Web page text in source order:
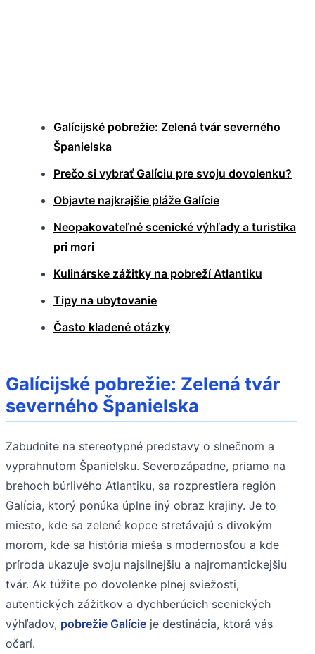
Galícijské pobrežie: Zelená tvár severného
Španielska
Prečo si vybrať Galíciu pre svoju dovolenku?
Objavte najkrajšie pláže Galície
Neopakovateľné scenické výhľady a turistika
pri mori
Kulinárske zážitky na pobreží Atlantiku
Tipy na ubytovanie
Často kladené otázky
Galícijské pobrežie: Zelená tvár
severného Španielska
Zabudnite na stereotypné predstavy o slnečnom a
vyprahnutom Španielsku. Severozápadne, priamo na
brehoch búrlivého Atlantiku, sa rozprestiera región
Galícia, ktorý ponúka úplne iný obraz krajiny. Je to
miesto, kde sa zelené kopce stretávajú s divokým
morom, kde sa história mieša s modernosťou a kde
príroda ukazuje svoju najsilnejšiu a najromantickejšiu
tvár. Ak túžite po dovolenke plnej sviežosti,
autentických zážitkov a dychberúcich scenických
výhľadov, pobrežie Galície je destinácia, ktorá vás
očarí.